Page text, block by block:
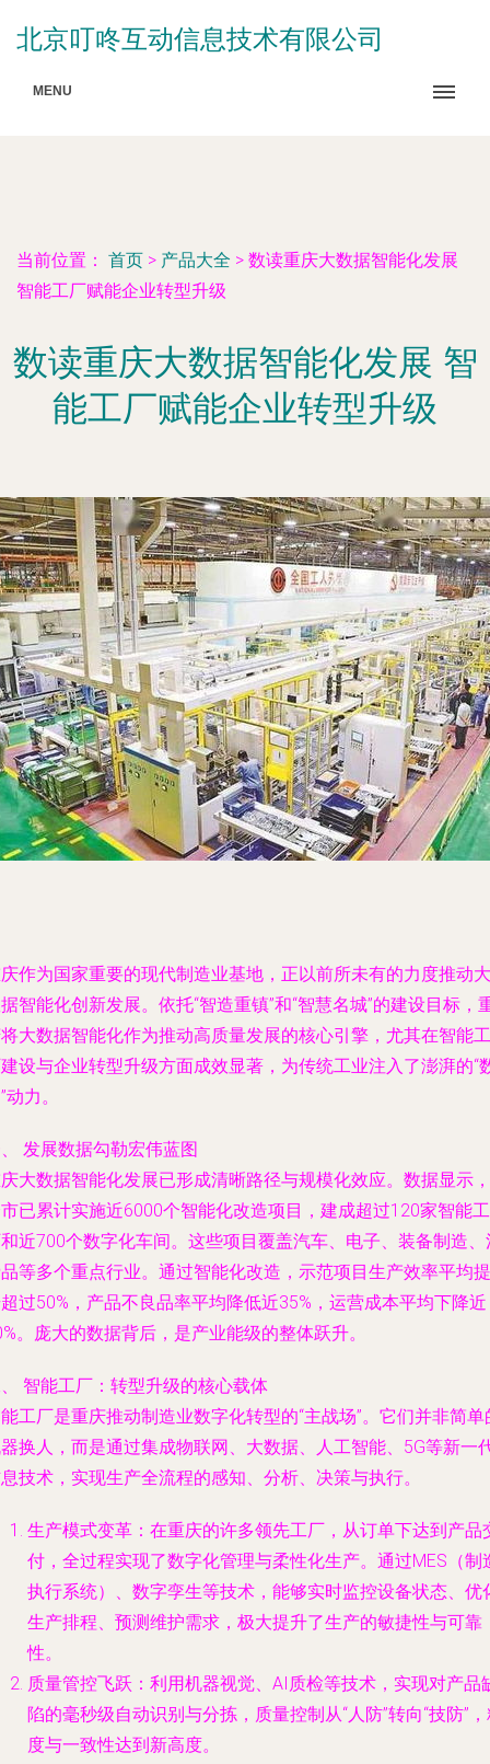
北京叮咚互动信息技术有限公司
MENU
当前位置： 首页 > 产品大全 > 数读重庆大数据智能化发展
智能工厂赋能企业转型升级
数读重庆大数据智能化发展 智
能工厂赋能企业转型升级
作为国家重要的现代制造业基地，正以前所未有的力度推动大
智能化创新发展。依托“智造重镇”和“智慧名城”的建设目标，
大数据智能化作为推动高质量发展的核心引擎，尤其在智能工
设与企业转型升级方面成效显著，为传统工业注入了澎湃的“
动力。
发展数据勾勒宏伟蓝图
大数据智能化发展已形成清晰路径与规模化效应。数据显示，
已累计实施近6000个智能化改造项目，建成超过120家智能工
近700个数字化车间。这些项目覆盖汽车、电子、装备制造、
等多个重点行业。通过智能化改造，示范项目生产效率平均提
过50%，产品不良品率平均降低近35%，运营成本平均下降近
。庞大的数据背后，是产业能级的整体跃升。
智能工厂：转型升级的核心载体
工厂是重庆推动制造业数字化转型的“主战场”。它们并非简单
换人，而是通过集成物联网、大数据、人工智能、5G等新一
技术，实现生产全流程的感知、分析、决策与执行。
生产模式变革 ：在重庆的许多领先工厂，从订单下达到产品
付，全过程实现了数字化管理与柔性化生产。通过MES（制
执行系统）、数字孪生等技术，能够实时监控设备状态、优
生产排程、预测维护需求，极大提升了生产的敏捷性与可靠
性。
质量管控飞跃 ：利用机器视觉、AI质检等技术，实现对产品
陷的毫秒级自动识别与分拣，质量控制从“人防”转向“技防”
度与一致性达到新高度。